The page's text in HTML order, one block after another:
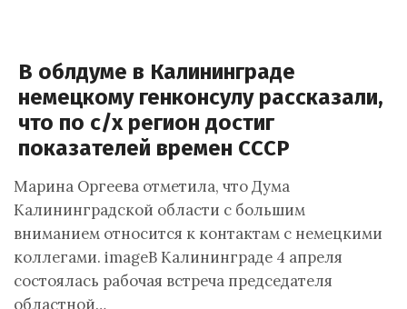
В облдуме в Калининграде
немецкому генконсулу рассказали,
что по с/х регион достиг
показателей времен СССР
Марина Оргеева отметила, что Дума
Калининградской области с большим
вниманием относится к контактам с немецкими
коллегами. imageВ Калининграде 4 апреля
состоялась рабочая встреча председателя
областной…